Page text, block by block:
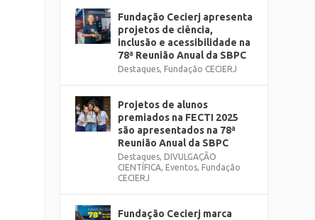
Fundação Cecierj apresenta
projetos de ciência,
inclusão e acessibilidade na
78ª Reunião Anual da SBPC
Destaques, Fundação CECIERJ
Projetos de alunos
premiados na FECTI 2025
são apresentados na 78ª
Reunião Anual da SBPC
Destaques, DIVULGAÇÃO
CIENTÍFICA, Eventos, Fundação
CECIERJ
Fundação Cecierj marca